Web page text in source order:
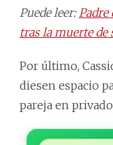
Puede leer:
tras la muerte de
Por último,
diesen espacio
pareja en